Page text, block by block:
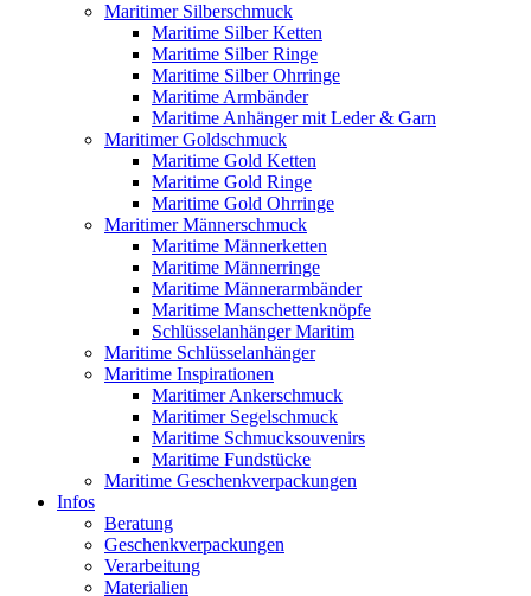
Maritimer Silberschmuck
Maritime Silber Ketten
Maritime Silber Ringe
Maritime Silber Ohrringe
Maritime Armbänder
Maritime Anhänger mit Leder & Garn
Maritimer Goldschmuck
Maritime Gold Ketten
Maritime Gold Ringe
Maritime Gold Ohrringe
Maritimer Männerschmuck
Maritime Männerketten
Maritime Männerringe
Maritime Männerarmbänder
Maritime Manschettenknöpfe
Schlüsselanhänger Maritim
Maritime Schlüsselanhänger
Maritime Inspirationen
Maritimer Ankerschmuck
Maritimer Segelschmuck
Maritime Schmucksouvenirs
Maritime Fundstücke
Maritime Geschenkverpackungen
Infos
Beratung
Geschenkverpackungen
Verarbeitung
Materialien